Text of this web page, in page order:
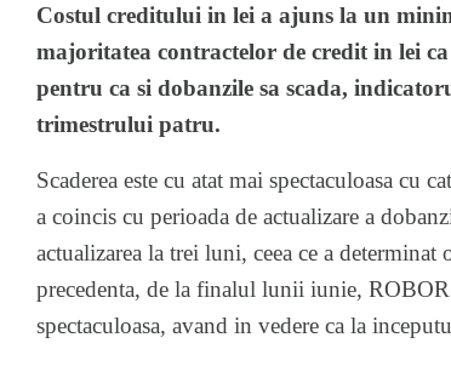
Costul creditului in lei a ajuns la un
majoritatea contractelor de credit in lei
pentru ca si dobanzile sa scada,
trimestrului patru.
Scaderea este cu atat mai spectaculoasa
a coincis cu perioada de actualizare a
actualizarea la trei luni, ceea ce a
precedenta, de la finalul lunii iunie,
spectaculoasa, avand in vedere ca la